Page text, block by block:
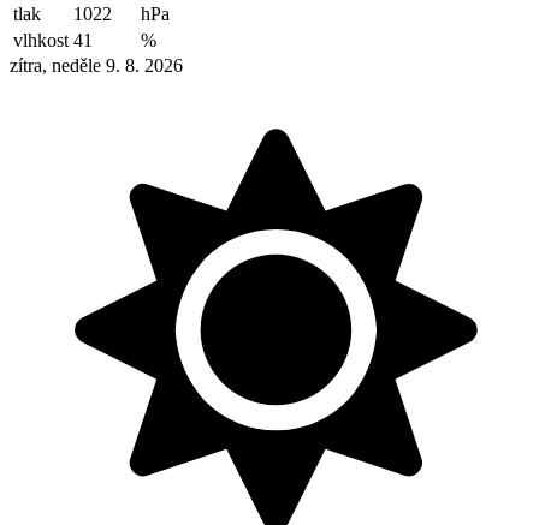
tlak
1022
hPa
vlhkost 41
%
zítra, neděle 9. 8. 2026